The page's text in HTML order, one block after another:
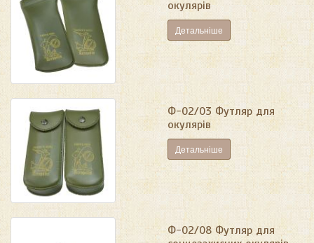
окулярів
Детальніше
Ф-02/03 Футляр для
окулярів
Детальніше
Ф-02/08 Футляр для